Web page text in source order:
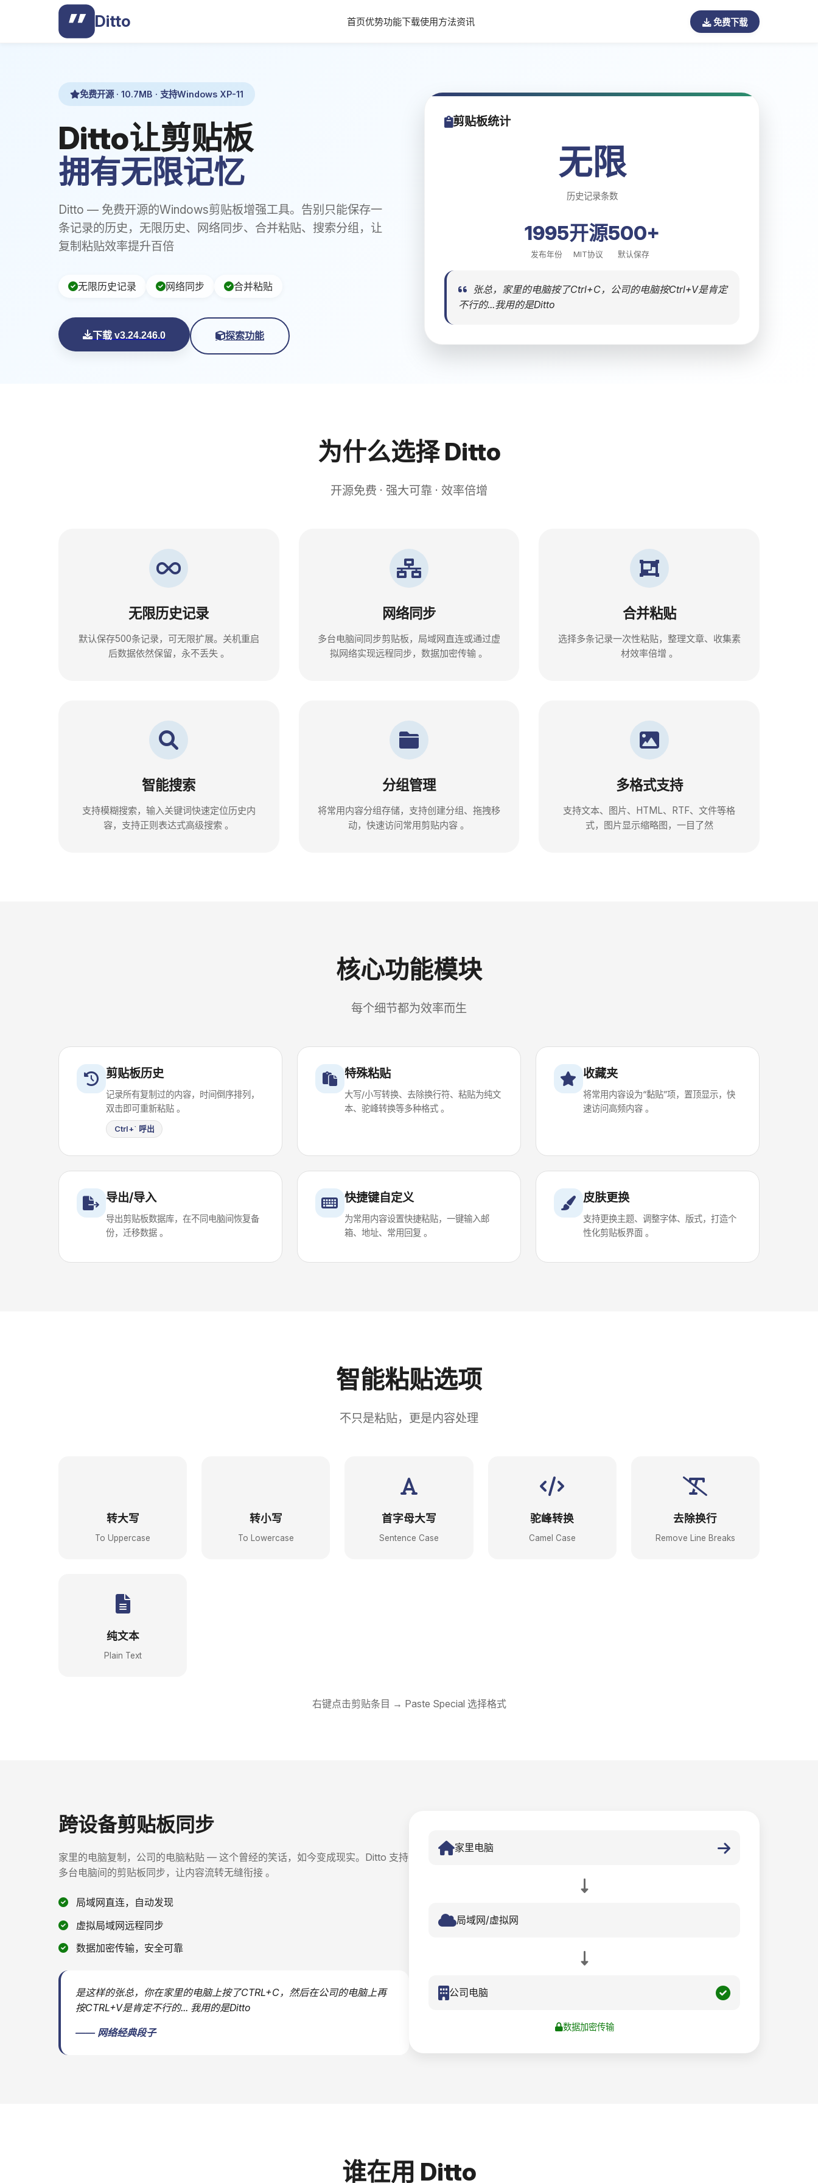
Ditto 首页优势功能下载使用方法资讯 免费下载
免费开源 · 10.7MB · 支持Windows XP-11
Ditto让剪贴板
拥有无限记忆
Ditto — 免费开源的Windows剪贴板增强工具。告别只能保存一
条记录的历史，无限历史、网络同步、合并粘贴、搜索分组，让
复制粘贴效率提升百倍
无限历史记录 网络同步 合并粘贴
下载 v3.24.246.0 探索功能
剪贴板统计
无限
历史记录条数
1995
发布年份
开源
MIT协议
500+
默认保存
张总，家里的电脑按了Ctrl+C，公司的电脑按Ctrl+V是肯定
不行的...我用的是Ditto
为什么选择 Ditto
开源免费 · 强大可靠 · 效率倍增
无限历史记录
默认保存500条记录，可无限扩展。关机重启
后数据依然保留，永不丢失 。
网络同步
多台电脑间同步剪贴板，局域网直连或通过虚
拟网络实现远程同步，数据加密传输 。
合并粘贴
选择多条记录一次性粘贴，整理文章、收集素
材效率倍增 。
智能搜索
支持模糊搜索，输入关键词快速定位历史内
容，支持正则表达式高级搜索 。
分组管理
将常用内容分组存储，支持创建分组、拖拽移
动，快速访问常用剪贴内容 。
多格式支持
支持文本、图片、HTML、RTF、文件等格
式，图片显示缩略图，一目了然
核心功能模块
每个细节都为效率而生
剪贴板历史
记录所有复制过的内容，时间倒序排列，
双击即可重新粘贴 。
Ctrl+` 呼出
特殊粘贴
大写/小写转换、去除换行符、粘贴为纯文
本、驼峰转换等多种格式 。
收藏夹
将常用内容设为“黏贴”项，置顶显示，快
速访问高频内容 。
导出/导入
导出剪贴板数据库，在不同电脑间恢复备
份，迁移数据 。
快捷键自定义
为常用内容设置快捷粘贴，一键输入邮
箱、地址、常用回复 。
皮肤更换
支持更换主题、调整字体、版式，打造个
性化剪贴板界面 。
智能粘贴选项
不只是粘贴，更是内容处理
转大写
To Uppercase
转小写
To Lowercase
首字母大写
Sentence Case
驼峰转换
Camel Case
去除换行
Remove Line Breaks
纯文本
Plain Text
右键点击剪贴条目 → Paste Special 选择格式
跨设备剪贴板同步
家里的电脑复制，公司的电脑粘贴 — 这个曾经的笑话，如今变成现实。Ditto 支持
多台电脑间的剪贴板同步，让内容流转无缝衔接 。
局域网直连，自动发现
虚拟局域网远程同步
数据加密传输，安全可靠
是这样的张总，你在家里的电脑上按了CTRL+C，然后在公司的电脑上再
按CTRL+V是肯定不行的... 我用的是Ditto
—— 网络经典段子
家里电脑
局域网/虚拟网
公司电脑
数据加密传输
谁在用 Ditto